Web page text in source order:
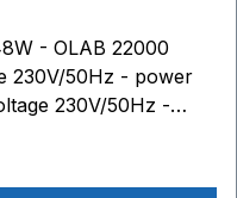
class of coil:
- OLAB 22000
230V/50Hz - power
230V/50Hz -
mm Connection: